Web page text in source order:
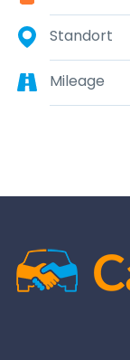
Standort
Mileage